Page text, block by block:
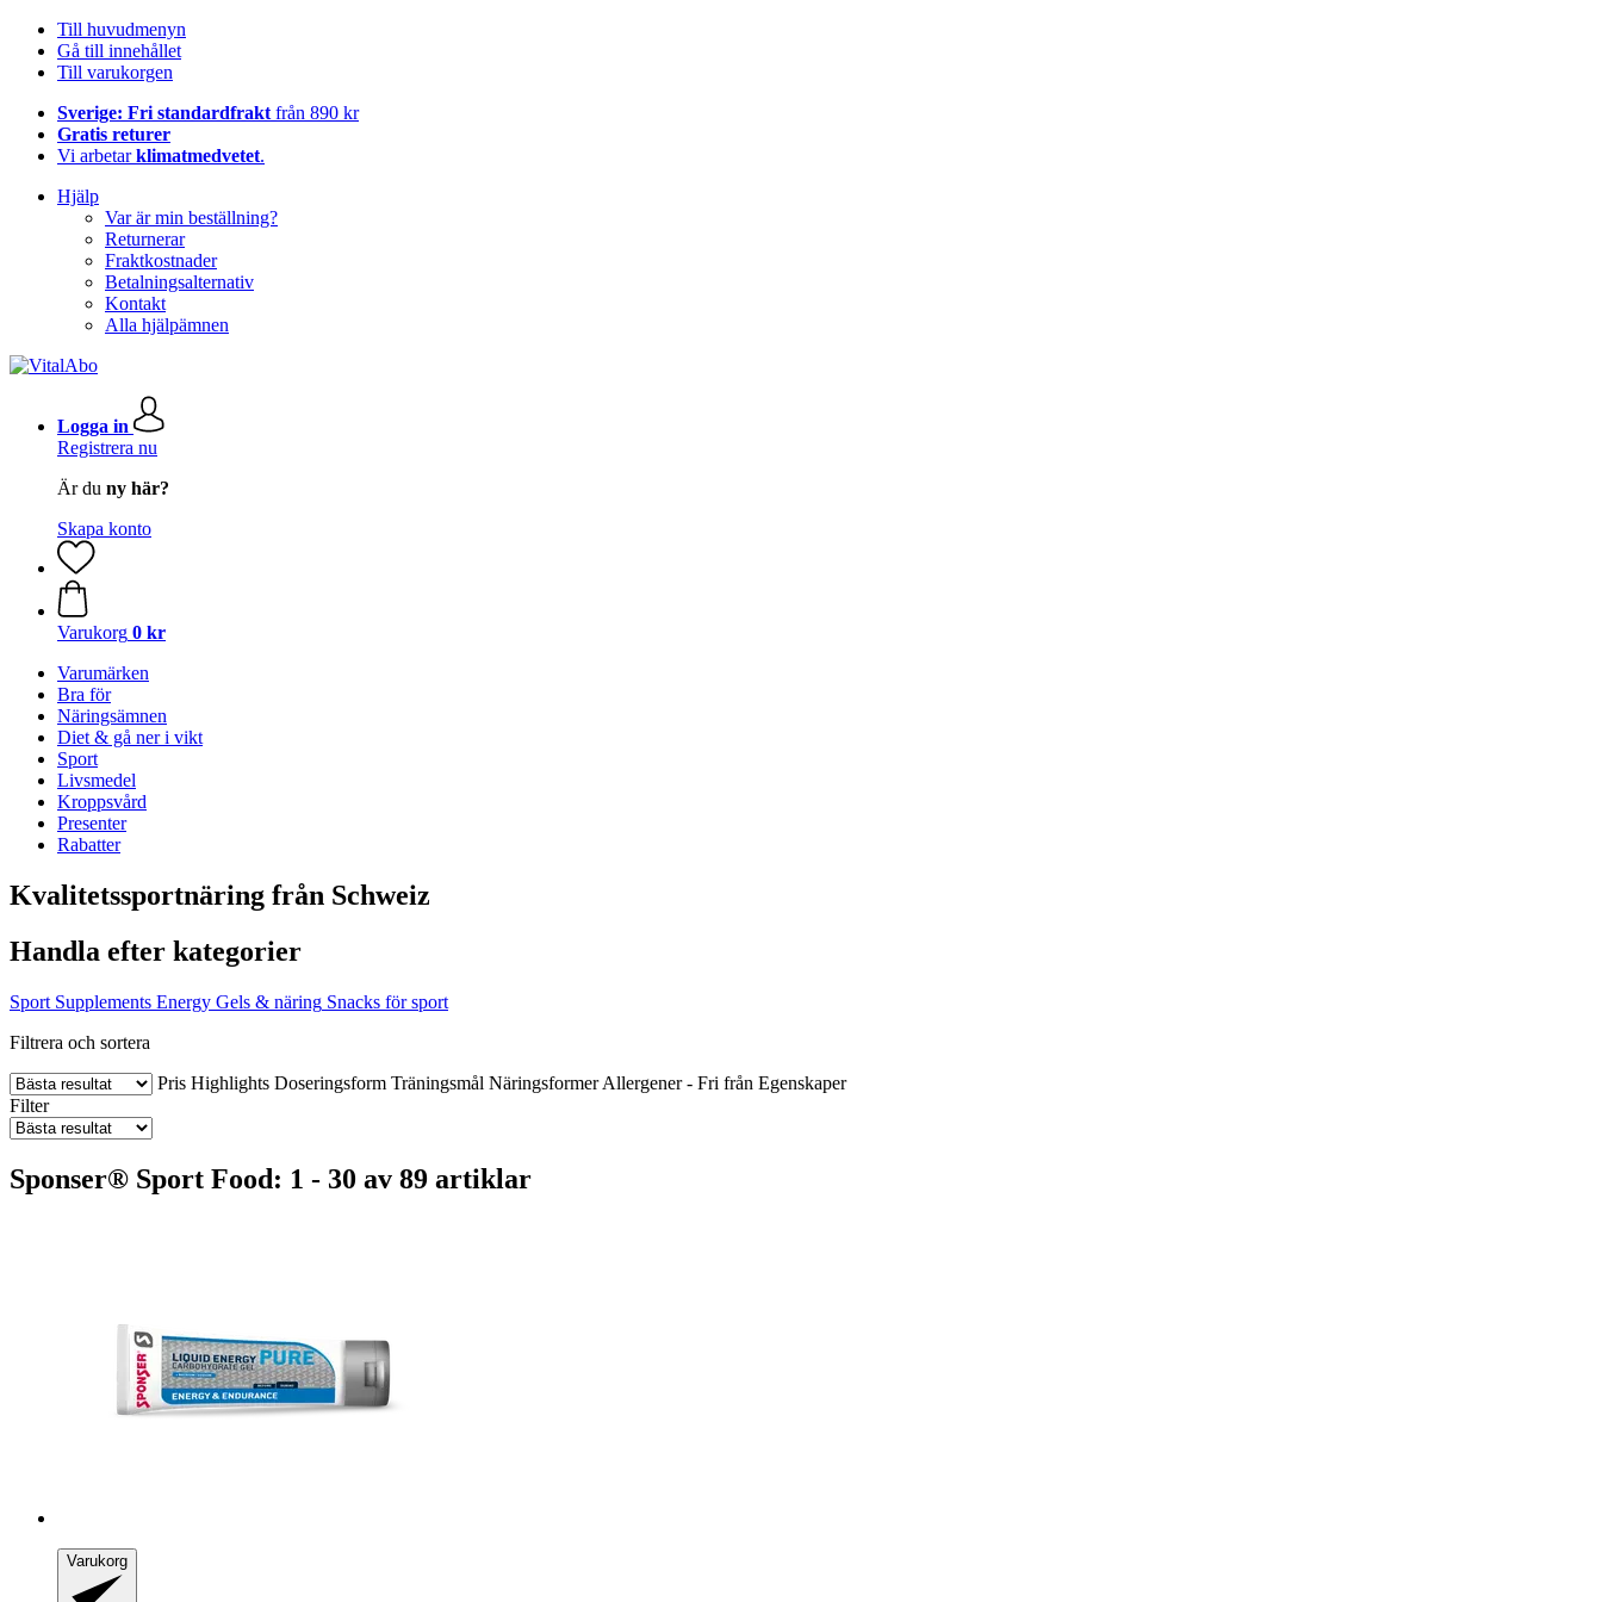
Till huvudmenyn
Gå till innehållet
Till varukorgen
Sverige: Fri standardfrakt från 890 kr
Gratis returer
Vi arbetarklimatmedvetet.
Hjälp
Var är min beställning?
Returnerar
Fraktkostnader
Betalningsalternativ
Kontakt
Alla hjälpämnen
Logga in
Registrera nu
Är du ny här?
Skapa konto
Varukorg 0 kr
Varumärken
Bra för
Näringsämnen
Diet & gå ner i vikt
Sport
Livsmedel
Kroppsvård
Presenter
Rabatter
Kvalitetssportnäring från Schweiz
Handla efter kategorier
Sport Supplements Energy Gels & näring Snacks för sport
Filtrera och sortera
Pris Highlights Doseringsform Träningsmål Näringsformer Allergener - Fri från Egenskaper
Filter
Sponser® Sport Food: 1 - 30 av 89 artiklar
Varukorg